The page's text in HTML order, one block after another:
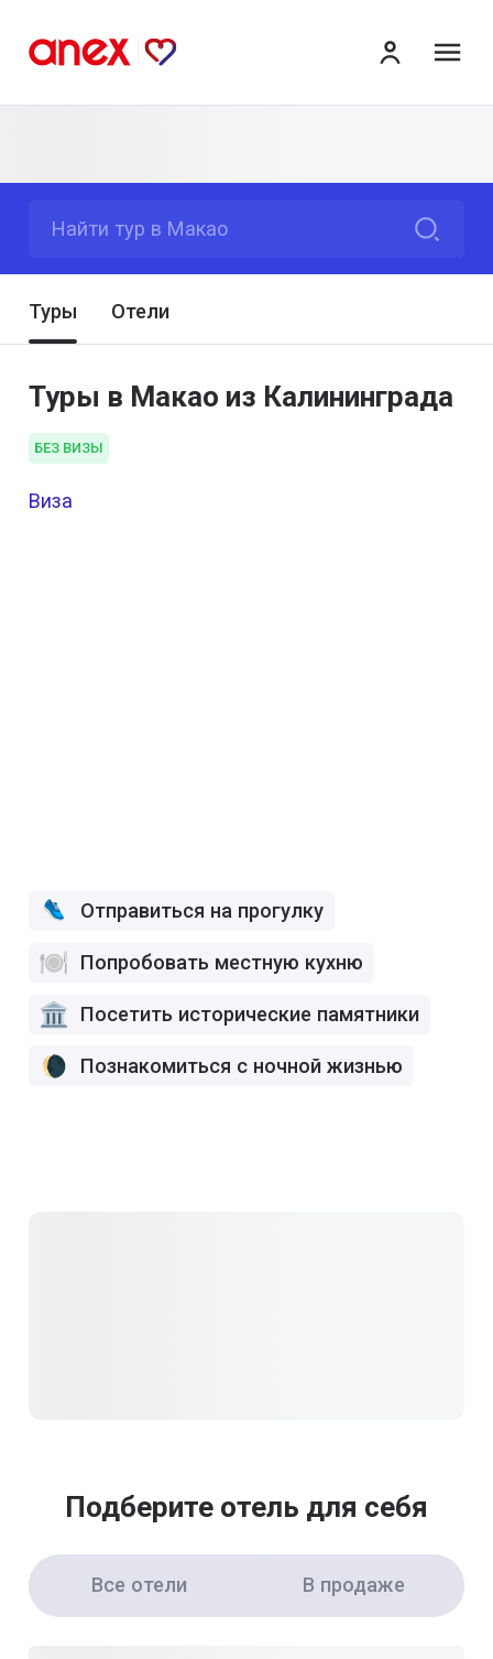
Найти тур в Макао
Туры Отели
Туры в Макао из Калининграда
БЕЗ ВИЗЫ
Виза
Отправиться на прогулку
Попробовать местную кухню
Посетить исторические памятники
Познакомиться с ночной жизнью
Подберите отель для себя
Все отели В продаже